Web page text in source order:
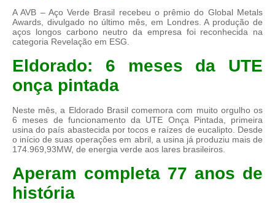
A AVB – Aço Verde Brasil recebeu o prêmio do Global Metals
Awards, divulgado no último mês, em Londres. A produção de
aços longos carbono neutro da empresa foi reconhecida na
categoria Revelação em ESG.
Eldorado: 6 meses da UTE
onça pintada
Neste mês, a Eldorado Brasil comemora com muito orgulho os
6 meses de funcionamento da UTE Onça Pintada, primeira
usina do país abastecida por tocos e raízes de eucalipto. Desde
o início de suas operações em abril, a usina já produziu mais de
174.969,93MW, de energia verde aos lares brasileiros.
Aperam completa 77 anos de
história